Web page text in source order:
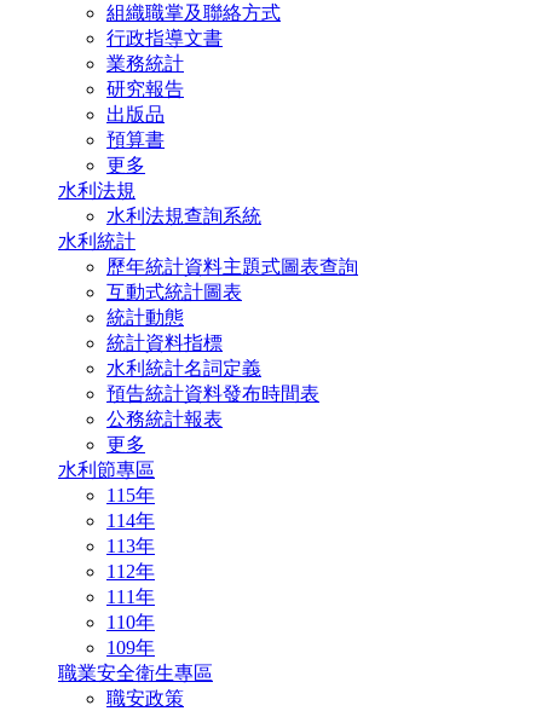
組織職掌及聯絡方式
行政指導文書
業務統計
研究報告
出版品
預算書
更多
水利法規
水利法規查詢系統
水利統計
歷年統計資料主題式圖表查詢
互動式統計圖表
統計動態
統計資料指標
水利統計名詞定義
預告統計資料發布時間表
公務統計報表
更多
水利節專區
115年
114年
113年
112年
111年
110年
109年
職業安全衛生專區
職安政策